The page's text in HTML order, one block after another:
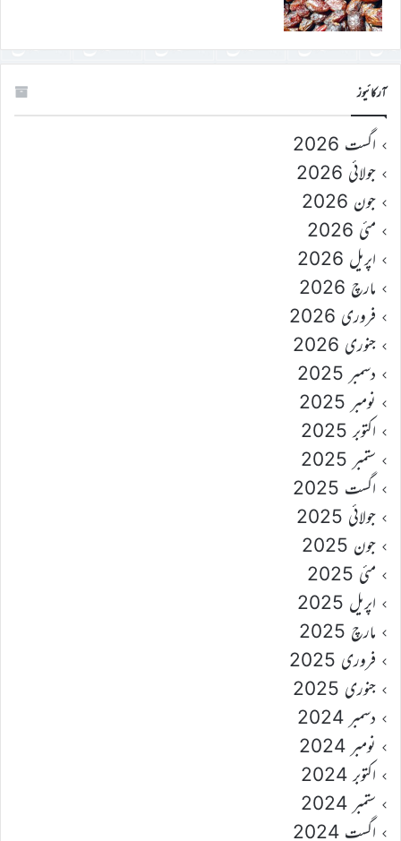
آرکائیوز
اگست 2026
جولائی 2026
جون 2026
مئی 2026
اپریل 2026
مارچ 2026
فروری 2026
جنوری 2026
دسمبر 2025
نومبر 2025
اکتوبر 2025
ستمبر 2025
اگست 2025
جولائی 2025
جون 2025
مئی 2025
اپریل 2025
مارچ 2025
فروری 2025
جنوری 2025
دسمبر 2024
نومبر 2024
اکتوبر 2024
ستمبر 2024
اگست 2024